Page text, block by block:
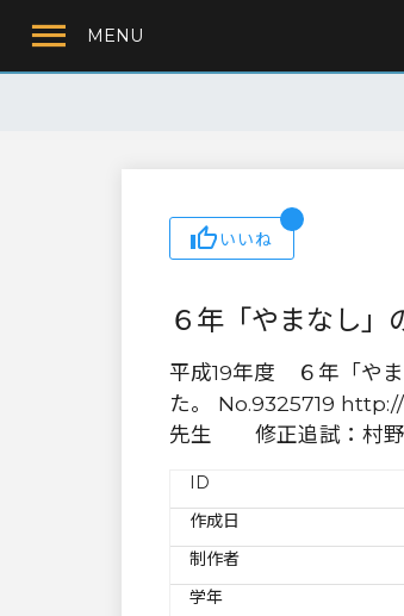
MENU
いいね
６年「やまなし」
平成19年度 ６年「やま
た。 No.9325719
先生 修正追試：村野
ID
作成日
制作者
学年